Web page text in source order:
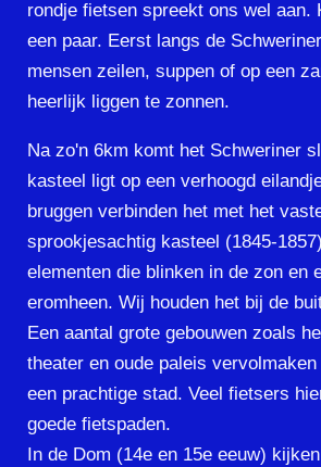
rondje fietsen spreekt ons wel aan.
een paar. Eerst langs de
mensen zeilen, suppen of op een
heerlijk liggen te zonnen.
Na zo'n 6km komt het Schweriner
kasteel ligt op een verhoogd
bruggen verbinden het met het
sprookjesachtig kasteel (1845-
elementen die blinken in de zon en
eromheen. Wij houden het bij de
Een aantal grote gebouwen zoals
theater en oude paleis
een prachtige stad. Veel fietsers
goede fietspaden.
In de Dom (14e en 15e eeuw)